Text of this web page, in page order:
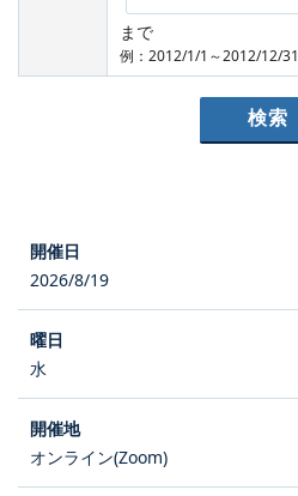
まで
例：2012/1/1～2012/12/31
2026/8/19
水
オンライン(Zoom)